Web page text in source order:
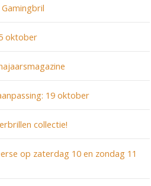
oktober
19 oktober
collectie!
op zaterdag 10 en zondag 11